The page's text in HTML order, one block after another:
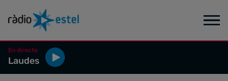
En directe
Laudes